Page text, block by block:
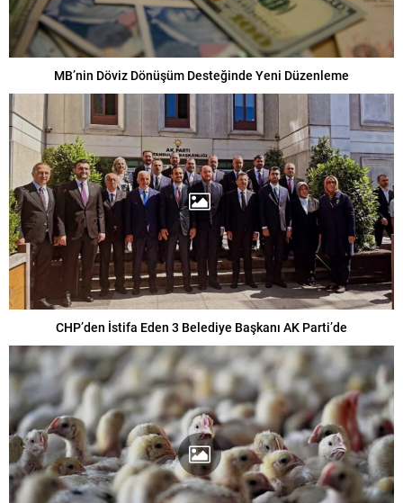
MB’nin Döviz Dönüşüm Desteğinde Yeni Düzenleme
CHP’den İstifa Eden 3 Belediye Başkanı AK Parti’de